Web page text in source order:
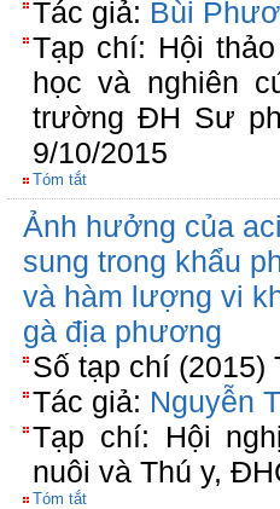
Tác giả: Bùi
Tạp chí: Hội
học và nghiên
trường ĐH Sư
9/10/2015
Tóm tắt
Ảnh hưởng của
sung trong khẩu
và hàm lượng vi
gà địa phương
Số tạp chí (2015)
Tác giả: Nguyễn
Tạp chí: Hội
nuôi và Thú y,
Tóm tắt